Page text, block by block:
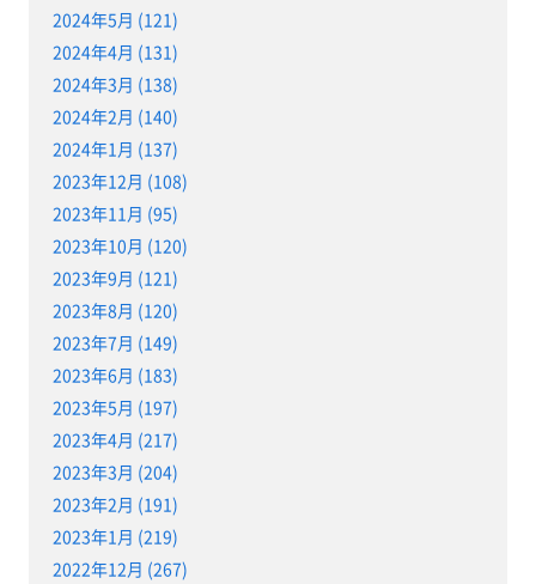
2024年5月 (121)
2024年4月 (131)
2024年3月 (138)
2024年2月 (140)
2024年1月 (137)
2023年12月 (108)
2023年11月 (95)
2023年10月 (120)
2023年9月 (121)
2023年8月 (120)
2023年7月 (149)
2023年6月 (183)
2023年5月 (197)
2023年4月 (217)
2023年3月 (204)
2023年2月 (191)
2023年1月 (219)
2022年12月 (267)